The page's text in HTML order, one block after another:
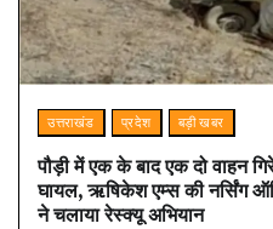
उत्तराखंड प्रदेश बड़ी खबर
पौड़ी में एक के बाद एक दो वाहन
घायल, ऋषिकेश एम्स की नर्सिंग
ने चलाया रेस्क्यू अभियान